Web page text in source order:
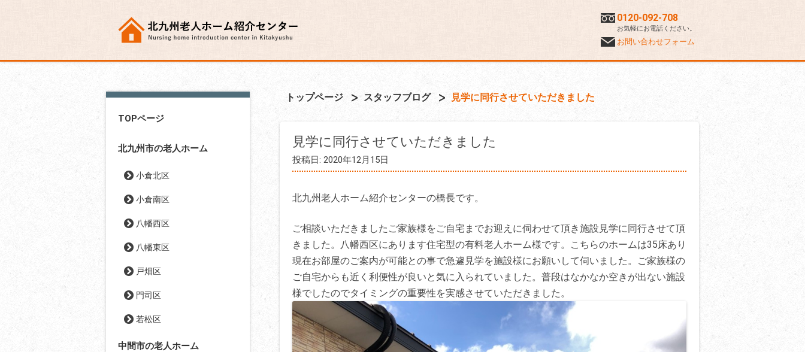
0120-092-708
お気軽にお電話ください。
お問い合わせフォーム
TOPページ
北九州市の老人ホーム
小倉北区
小倉南区
八幡西区
八幡東区
戸畑区
門司区
若松区
中間市の老人ホーム
トップページ スタッフブログ 見学に同行させていただきました
見学に同行させていただきました
投稿日: 2020年12月15日
北九州老人ホーム紹介センターの橋長です。
ご相談いただきましたご家族様をご自宅までお迎えに伺わせて頂き施設見学に同行させて頂
きました。八幡西区にあります住宅型の有料老人ホーム様です。こちらのホームは35床あり
現在お部屋のご案内が可能との事で急遽見学を施設様にお願いして伺いました。ご家族様の
ご自宅からも近く利便性が良いと気に入られていました。普段はなかなか空きが出ない施設
様でしたのでタイミングの重要性を実感させていただきました。